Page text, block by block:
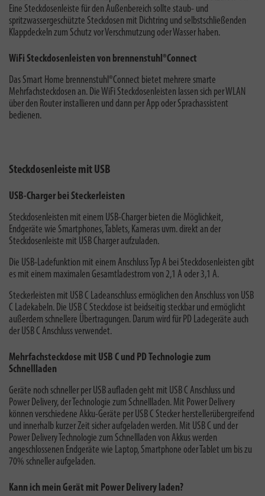
Eine Steckdosenleiste für den Außenbereich sollte staub- und
spritzwassergeschützte Steckdosen mit Dichtring und selbstschließenden
Klappdeckeln zum Schutz vor Verschmutzung oder Wasser haben.
WiFi Steckdosenleisten von brennenstuhl®Connect
Das Smart Home brennenstuhl®Connect bietet mehrere smarte
Mehrfachsteckdosen an. Die WiFi Steckdosenleisten lassen sich per WLAN
über den Router installieren und dann per App oder Sprachassistent
bedienen.
Steckdosenleiste mit USB
USB-Charger bei Steckerleisten
Steckdosenleisten mit einem USB-Charger bieten die Möglichkeit,
Endgeräte wie Smartphones, Tablets, Kameras uvm. direkt an der
Steckdosenleiste mit USB Charger aufzuladen.
Die USB-Ladefunktion mit einem Anschluss Typ A bei Steckdosenleisten gibt
es mit einem maximalen Gesamtladestrom von 2,1 A oder 3,1 A.
Steckerleisten mit USB C Ladeanschluss ermöglichen den Anschluss von USB
C Ladekabeln. Die USB C Steckdose ist beidseitig steckbar und ermöglicht
außerdem schnellere Übertragungen. Darum wird für PD Ladegeräte auch
der USB C Anschluss verwendet.
Mehrfachsteckdose mit USB C und PD Technologie zum
Schnellladen
Geräte noch schneller per USB aufladen geht mit USB C Anschluss und
Power Delivery, der Technologie zum Schnellladen. Mit Power Delivery
können verschiedene Akku-Geräte per USB C Stecker herstellerübergreifend
und innerhalb kurzer Zeit sicher aufgeladen werden. Mit USB C und der
Power Delivery Technologie zum Schnellladen von Akkus werden
angeschlossenen Endgeräte wie Laptop, Smartphone oder Tablet um bis zu
70% schneller aufgeladen.
Kann ich mein Gerät mit Power Delivery laden?